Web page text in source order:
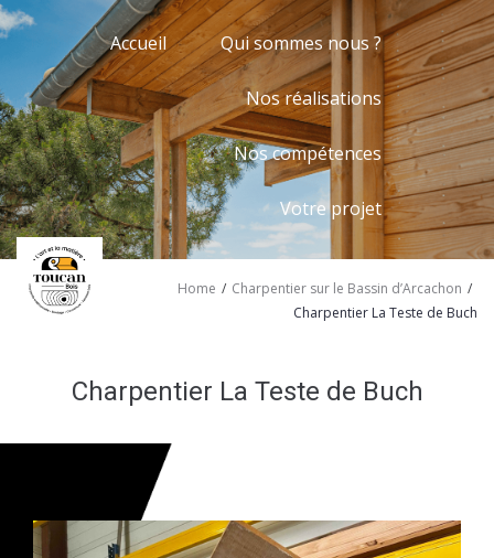
Accueil Qui sommes nous ?
Nos réalisations
Nos compétences
Votre projet
Home / Charpentier sur le Bassin d’Arcachon /
Charpentier La Teste de Buch
Charpentier La Teste de Buch